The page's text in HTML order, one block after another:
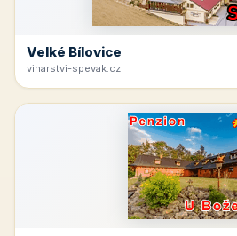
Velké Bílovice
vinarstvi-spevak.cz